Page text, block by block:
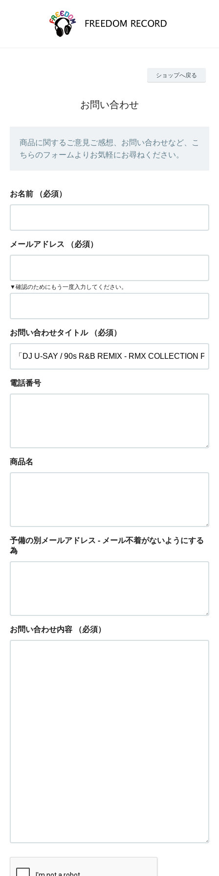
ショップへ戻る
お問い合わせ
商品に関するご意見ご感想、お問い合わせなど、こ
ちらのフォームよりお気軽にお尋ねください。
お名前 （必須）
メールアドレス （必須）
▼確認のためにもう一度入力してください。
お問い合わせタイトル （必須）
電話番号
商品名
予備の別メールアドレス - メール不着がないようにする
為
お問い合わせ内容 （必須）